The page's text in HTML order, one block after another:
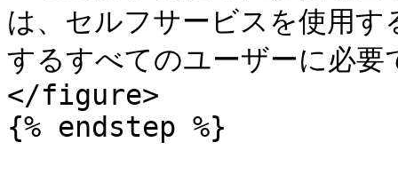
は、セルフサービスを使用
するすべてのユーザーに
</figure>
{% endstep %}